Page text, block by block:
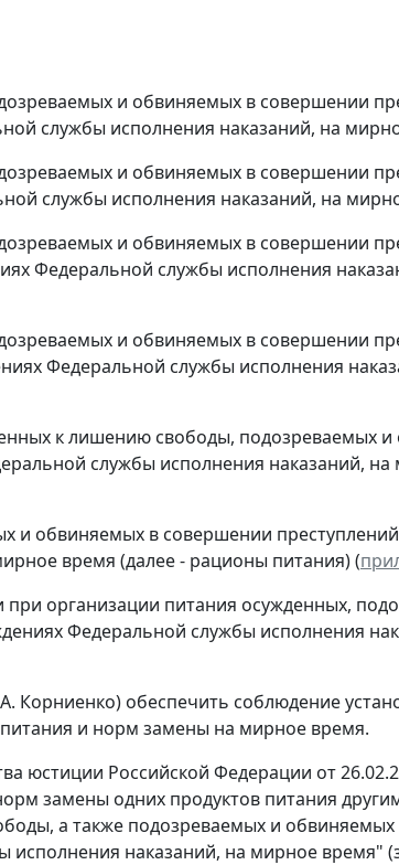
и обвиняемых в совершении
службы исполнения наказаний, на
и обвиняемых в совершении
службы исполнения наказаний, на
и обвиняемых в совершении
Федеральной службы исполнения
и обвиняемых в совершении
Федеральной службы исполнения
к лишению свободы, подозреваемых
службы исполнения наказаний,
и обвиняемых в совершении преступлений
время (далее - рационы питания) (
организации питания осужденных,
Федеральной службы исполнения
Корниенко) обеспечить соблюдение
и норм замены на мирное время.
юстиции Российской Федерации от
замены одних продуктов питания
а также подозреваемых и
исполнения наказаний, на мирное время"